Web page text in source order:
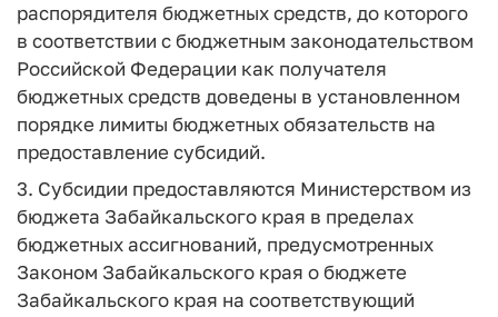
распорядителя бюджетных средств, до которого
в соответствии с бюджетным законодательством
Российской Федерации как получателя
бюджетных средств доведены в установленном
порядке лимиты бюджетных обязательств на
предоставление субсидий.
3. Субсидии предоставляются Министерством из
бюджета Забайкальского края в пределах
бюджетных ассигнований, предусмотренных
Законом Забайкальского края о бюджете
Забайкальского края на соответствующий